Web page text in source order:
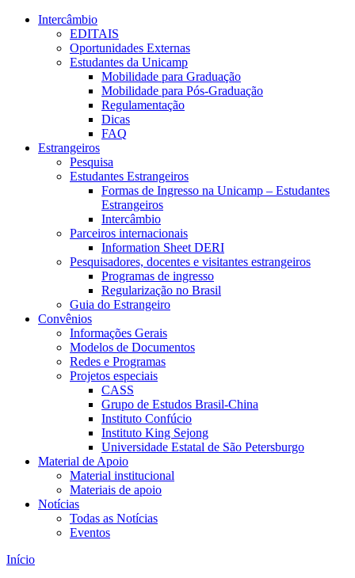
Intercâmbio
EDITAIS
Oportunidades Externas
Estudantes da Unicamp
Mobilidade para Graduação
Mobilidade para Pós-Graduação
Regulamentação
Dicas
FAQ
Estrangeiros
Pesquisa
Estudantes Estrangeiros
Formas de Ingresso na Unicamp – Estudantes
Estrangeiros
Intercâmbio
Parceiros internacionais
Information Sheet DERI
Pesquisadores, docentes e visitantes estrangeiros
Programas de ingresso
Regularização no Brasil
Guia do Estrangeiro
Convênios
Informações Gerais
Modelos de Documentos
Redes e Programas
Projetos especiais
CASS
Grupo de Estudos Brasil-China
Instituto Confúcio
Instituto King Sejong
Universidade Estatal de São Petersburgo
Material de Apoio
Material institucional
Materiais de apoio
Notícias
Todas as Notícias
Eventos
Início